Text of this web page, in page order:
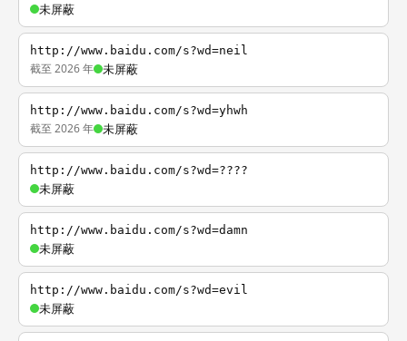
未屏蔽
http://www.baidu.com/s?wd=neil
截至 2026 年 未屏蔽
http://www.baidu.com/s?wd=yhwh
截至 2026 年 未屏蔽
http://www.baidu.com/s?wd=????
未屏蔽
http://www.baidu.com/s?wd=damn
未屏蔽
http://www.baidu.com/s?wd=evil
未屏蔽